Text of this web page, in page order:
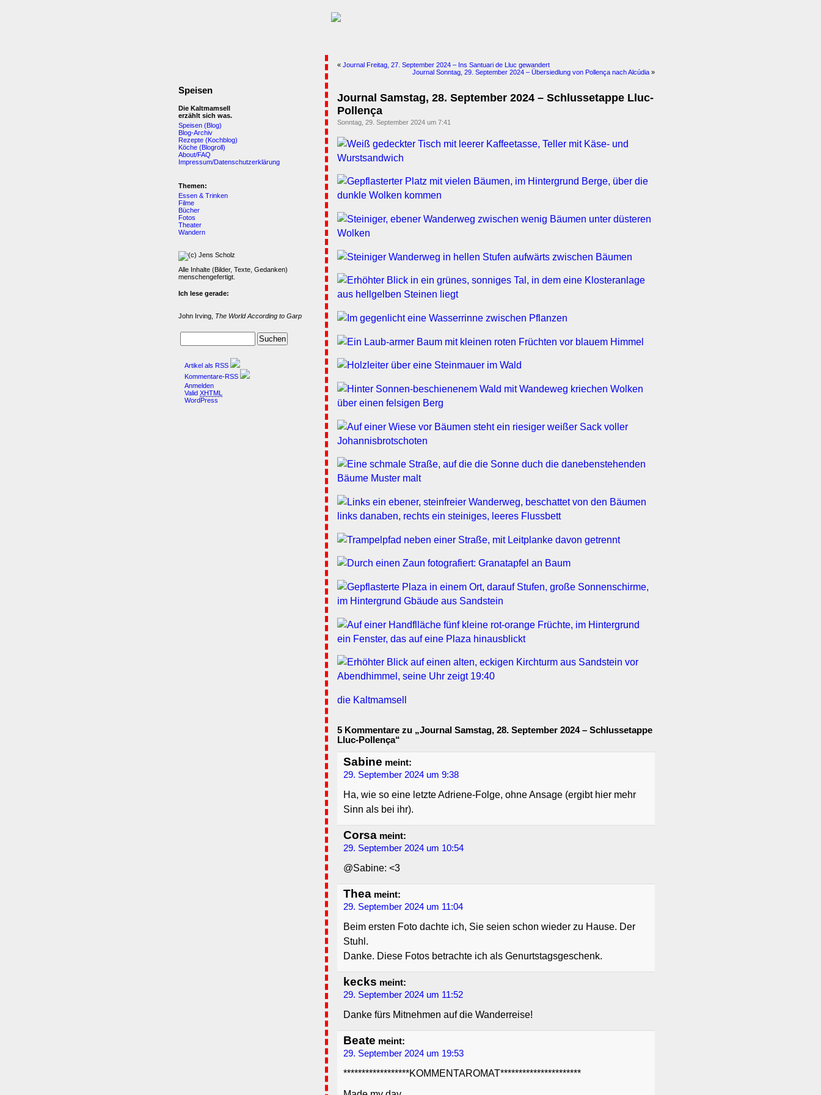
« Journal Freitag, 27. September 2024 – Ins Santuari de Lluc gewandert
Journal Sonntag, 29. September 2024 – Übersiedlung von Pollença nach Alcúdia »
Journal Samstag, 28. September 2024 – Schlussetappe Lluc-
Pollença
Sonntag, 29. September 2024 um 7:41
die Kaltmamsell
5 Kommentare zu „Journal Samstag, 28. September 2024 – Schlussetappe
Lluc-Pollença“
Sabine meint:
29. September 2024 um 9:38
Ha, wie so eine letzte Adriene-Folge, ohne Ansage (ergibt hier mehr
Sinn als bei ihr).
Corsa meint:
29. September 2024 um 10:54
@Sabine: <3
Thea meint:
29. September 2024 um 11:04
Beim ersten Foto dachte ich, Sie seien schon wieder zu Hause. Der
Stuhl.
Danke. Diese Fotos betrachte ich als Genurtstagsgeschenk.
kecks meint:
29. September 2024 um 11:52
Danke fürs Mitnehmen auf die Wanderreise!
Beate meint:
29. September 2024 um 19:53
******************KOMMENTAROMAT**********************
Speisen
Die Kaltmamsell
erzählt sich was.
Speisen (Blog)
Blog-Archiv
Rezepte (Kochblog)
Köche (Blogroll)
About/FAQ
Impressum/Datenschutzerklärung
Themen:
Essen & Trinken
Filme
Bücher
Fotos
Theater
Wandern
Alle Inhalte (Bilder, Texte, Gedanken)
menschengefertigt.
Ich lese gerade:
John Irving, The World According to Garp
Artikel als RSS
Kommentare-RSS
Anmelden
Valid XHTML
WordPress